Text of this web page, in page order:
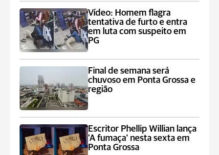
Vídeo: Homem flagra
tentativa de furto e entra
em luta com suspeito em
PG
Final de semana será
chuvoso em Ponta Grossa e
região
Escritor Phellip Willian lança
'A fumaça' nesta sexta em
Ponta Grossa